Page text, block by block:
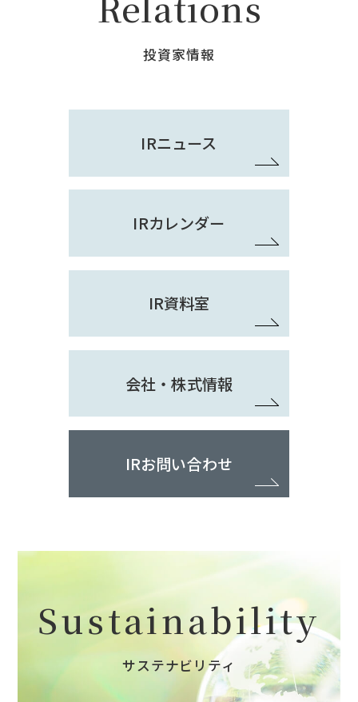
投資家情報
IRニュース
IRカレンダー
IR資料室
会社・株式情報
IRお問い合わせ
Sustainability
サステナビリティ